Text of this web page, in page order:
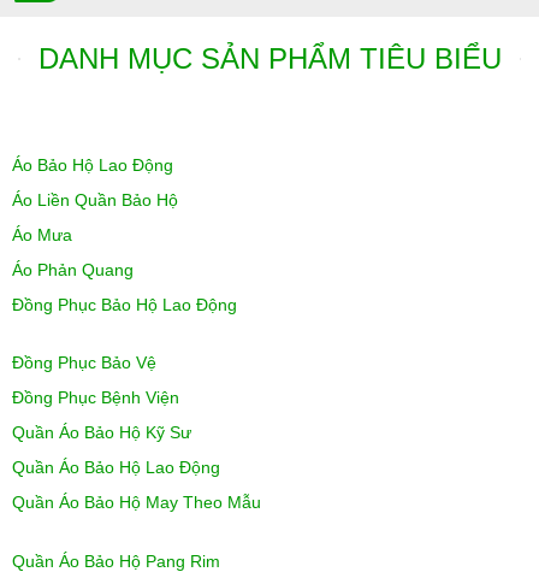
DANH MỤC SẢN PHẨM TIÊU BIỂU
Áo Bảo Hộ Lao Động
Áo Liền Quần Bảo Hộ
Áo Mưa
Áo Phản Quang
Đồng Phục Bảo Hộ Lao Động
Đồng Phục Bảo Vệ
Đồng Phục Bệnh Viện
Quần Áo Bảo Hộ Kỹ Sư
Quần Áo Bảo Hộ Lao Động
Quần Áo Bảo Hộ May Theo Mẫu
Quần Áo Bảo Hộ Pang Rim